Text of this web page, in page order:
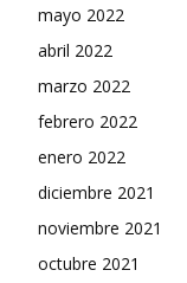
mayo 2022
abril 2022
marzo 2022
febrero 2022
enero 2022
diciembre 2021
noviembre 2021
octubre 2021